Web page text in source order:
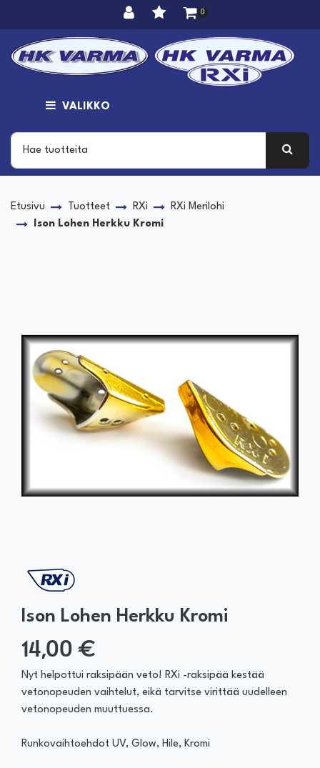
0
VALIKKO
Etusivu Tuotteet RXi
RXi Merilohi
Ison Lohen Herkku Kromi
Ison Lohen Herkku Kromi
14,00 €
Nyt helpottui raksipään veto! RXi -raksipää kestää
vetonopeuden vaihtelut, eikä tarvitse virittää uudelleen
vetonopeuden muuttuessa.
Runkovaihtoehdot UV, Glow, Hile, Kromi